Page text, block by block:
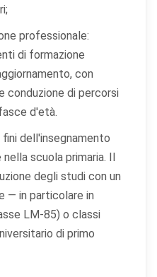
professionale:
di formazione
con
conduzione di percorsi
d'età.
dell'insegnamento
scuola primaria. Il
degli studi con un
— in particolare in
LM-85) o classi
di primo